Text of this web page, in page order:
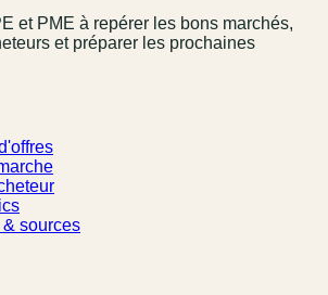
et PME à repérer les bons marchés,
et préparer les prochaines
sources